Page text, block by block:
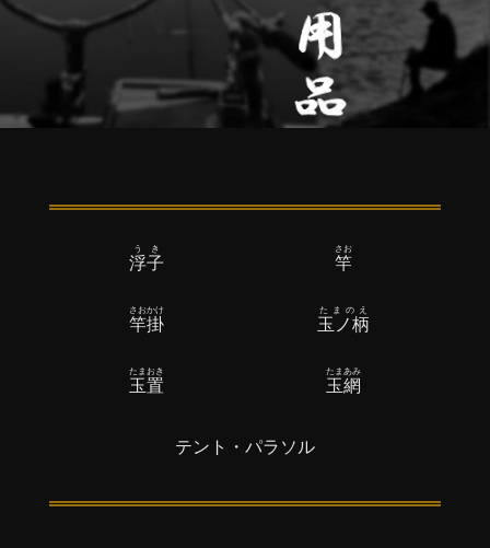
浮子
うき
竿
さお
竿掛
さおかけ
玉ノ柄
たまのえ
玉置
たまおき
玉網
たまあみ
テント・パラソル